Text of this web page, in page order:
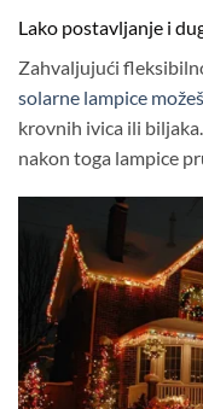
Lako postavljanje i
Zahvaljujući
solarne lampice
krovnih ivica ili
nakon toga lampice